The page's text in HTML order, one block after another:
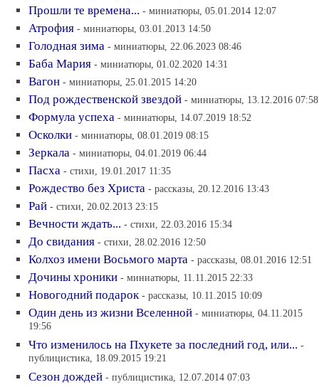
Прошли те времена... - миниатюры, 05.01.2014 12:07
Атрофия - миниатюры, 03.01.2013 14:50
Голодная зима - миниатюры, 22.06.2023 08:46
Баба Мария - миниатюры, 01.02.2020 14:31
Вагон - миниатюры, 25.01.2015 14:20
Под рождественской звездой - миниатюры, 13.12.2016 07:58
Формула успеха - миниатюры, 14.07.2019 18:52
Осколки - миниатюры, 08.01.2019 08:15
Зеркала - миниатюры, 04.01.2019 06:44
Пасха - стихи, 19.01.2017 11:35
Рождество без Христа - рассказы, 20.12.2016 13:43
Рай - стихи, 20.02.2013 23:15
Вечности ждать... - стихи, 22.03.2016 15:34
До свидания - стихи, 28.02.2016 12:50
Колхоз имени Восьмого марта - рассказы, 08.01.2016 12:51
Дочины хроники - миниатюры, 11.11.2015 22:33
Новогодний подарок - рассказы, 10.11.2015 10:09
Один день из жизни Вселенной - миниатюры, 04.11.2015
19:56
Что изменилось на Пхукете за последний год, или... -
публицистика, 18.09.2015 19:21
Сезон дождей - публицистика, 12.07.2014 07:03